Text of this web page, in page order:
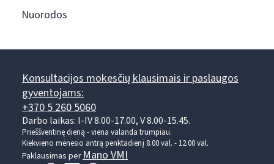
Nuorodos
Konsultacijos mokesčių klausimais ir paslaugos
gyventojams:
+370 5 260 5060
Darbo laikas: I-IV 8.00-17.00, V 8.00-15.45.
Prieššventinę dieną - viena valanda trumpiau.
Kiekvieno mėnesio antrą penktadienį 8.00 val. - 12.00 val.
Paklausimas per Mano VMI